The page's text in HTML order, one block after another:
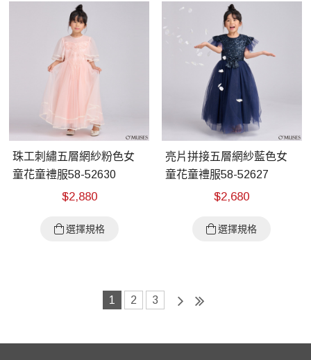
珠工刺繡五層網紗粉色女
童花童禮服58-52630
$2,880
選擇規格
亮片拼接五層網紗藍色女
童花童禮服58-52627
$2,680
選擇規格
1 2 3